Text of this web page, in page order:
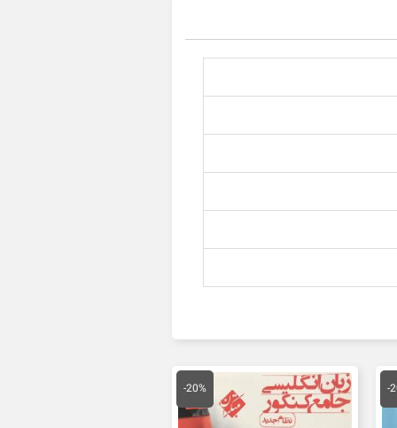
-
قیمت
فعلی
79,200 تومان
-20%
قیمت
اصلی
125,000 تومان
بود.
قیمت
فعلی
است.